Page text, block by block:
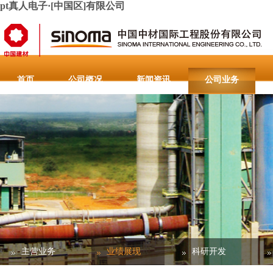
pt真人电子·[中国区]有限公司
首页 公司概况 新闻资讯 公司业务
联系pt真人电子·[中国区]有限公司 重要
主营业务 业绩展现 科研开发